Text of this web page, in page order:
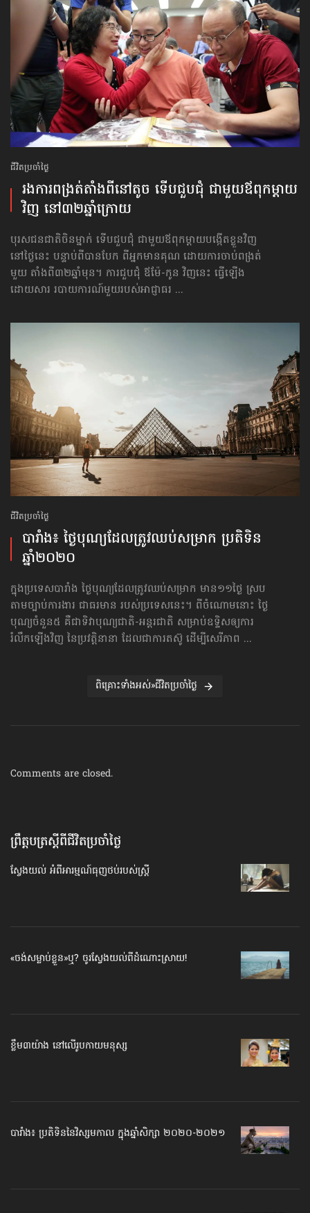
ជីវិតប្រចាំថ្ងៃ
រងការពង្រត់តាំងពីនៅតូច ទើប​ជួបជុំ​ ជាមួយ​ឪពុកម្ដាយ​
វិញ​ នៅ​៣២ឆ្នាំ​ក្រោយ
បុរសជនជាតិចិនម្នាក់ ទើប​ជួបជុំ​ ជាមួយឪពុកម្ដាយបង្កើតខ្លួនវិញ
នៅថ្ងៃនេះ បន្ទាប់ពីបានបែក ពីអ្នកមានគុណ ដោយការចាប់ពង្រត់
មួយ តាំងពី៣២ឆ្នាំមុន។ ការជួបជុំ ឪម៉ែ-កូន វិញនេះ ធ្វើឡើង
ដោយសារ របាយការណ៍មួយរបស់​អាជ្ញាធរ ...
ជីវិតប្រចាំថ្ងៃ
បារាំង៖ ថ្ងៃបុណ្យ​ដែល​ត្រូវ​ឈប់​សម្រាក ប្រតិទិន​
ឆ្នាំ២០២០
ក្នុងប្រទេសបារាំង ថ្ងៃបុណ្យ​ដែល​ត្រូវ​ឈប់​សម្រាក មាន១១ថ្ងៃ ស្រប
តាមច្បាប់ការងារ ជាធរមាន របស់ប្រទេសនេះ។ ពីចំណោមនោះ ថ្ងៃ
បុណ្យចំនួន៥ គឺជាទិវាបុណ្យជាតិ-អន្តរជាតិ សម្រាប់ឧទ្ទិស​ឲ្យការ
រំលឹក​ឡើងវិញ នៃប្រវត្តិនានា ដែលជាការតស៊ូ ដើម្បីសេរីភាព ...
ពិគ្រោះទាំងអស់»ជីវិតប្រចាំថ្ងៃ
Comments are closed.
ព្រឹត្តបត្រស្ដីពីជីវិតប្រចាំថ្ងៃ
ស្វែង​យល់​ អំពី​អារម្មណ៍​ធុញថប់​របស់​ស្ត្រី
«ចង់​សម្លាប់​ខ្លួន​»ឬ? ចូរ​ស្វែង​​យល់​ពី​​ដំណោះស្រាយ!
ខ្លឹម៣យ៉ាង នៅលើរូបកាយមនុស្ស
បារាំង៖ ប្រតិទិន​​នៃវិស្សមកាល ក្នុងឆ្នាំសិក្សា ២០២០-២០២១